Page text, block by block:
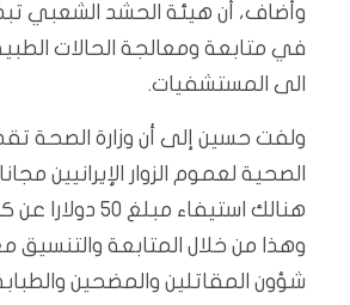
وأضاف، أن هيئة الحشد الشعبي
في متابعة ومعالجة الحالات
الى المستشفيات.
ولفت حسين إلى أن وزارة الصحة
الصحية لعموم الزوار الإيرانيين
هنالك استيفاء مبلغ
وهذا من خلال المتابعة والتنسيق
شؤون المقاتلين والمضحين